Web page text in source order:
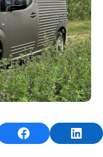
TelegramShare on Facebook